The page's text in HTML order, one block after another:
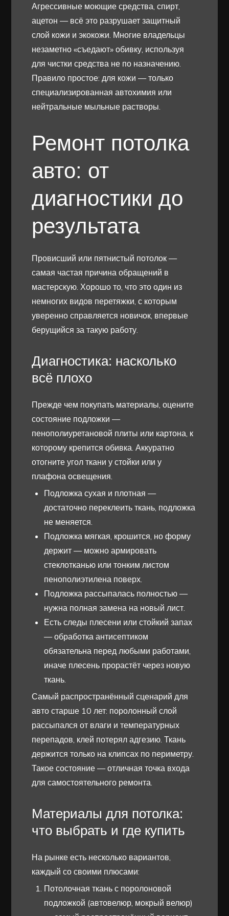
Агрессивные моющие средства, спирт,
ацетон — всё это разрушает защитный
слой кожи и экокожи. Многие владельцы
незаметно «съедают» обивку, используя
для чистки средства не по назначению.
Правило простое: для кожи — только
специализированная автохимия или
нейтральные мыльные растворы.
Ремонт потолка
авто: от
диагностики до
результата
Провисший или пятнистый потолок —
самая частая причина обращений в
мастерскую. Хорошо то, что это один из
немногих видов перетяжки, с которым
уверенно справляется новичок, впервые
берущийся за такую работу.
Диагностика: насколько
всё плохо
Прежде чем покупать материалы, оцените
состояние подложки —
пенополиуретановой плиты или картона, к
которому крепится обивка. Аккуратно
отогните угол ткани у стойки или у
плафона освещения.
Подложка сухая и плотная —
достаточно переклеить ткань, подложка
не меняется.
Подложка мягкая, крошится, но форму
держит — можно армировать
стеклотканью или тонким листом
пенополиэтилена поверх.
Подложка рассыпалась полностью —
нужна полная замена на новый лист.
Есть следы плесени или стойкий запах
— обработка антисептиком
обязательна перед любыми работами,
иначе плесень прорастёт через новую
ткань.
Самый распространённый сценарий для
авто старше 10 лет: поролонный слой
рассыпался от влаги и температурных
перепадов, клей потерял адгезию. Ткань
держится только на клипсах по периметру.
Такое состояние — отличная точка входа
для самостоятельного ремонта.
Материалы для потолка:
что выбрать и где купить
На рынке есть несколько вариантов,
каждый со своими плюсами:
Потолочная ткань с поролоновой
подложкой (автовелюр, мокрый велюр)